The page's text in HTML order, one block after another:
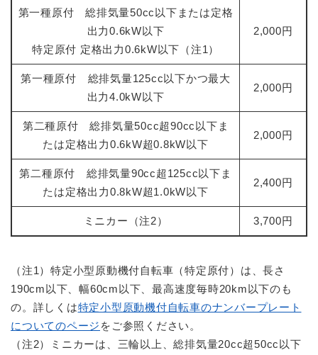
第一種原付 総排気量50cc以下または定格
出力0.6kW以下
特定原付 定格出力0.6kW以下（注1）
2,000円
第一種原付 総排気量125cc以下かつ最大
出力4.0kW以下
2,000円
第二種原付 総排気量50cc超90cc以下ま
たは定格出力0.6kW超0.8kW以下
2,000円
第二種原付 総排気量90cc超125cc以下ま
たは定格出力0.8kW超1.0kW以下
2,400円
ミニカー（注2） 3,700円
（注1）特定小型原動機付自転車（特定原付）は、長さ
190cm以下、幅60cm以下、最高速度毎時20km以下のも
の。詳しくは特定小型原動機付自転車のナンバープレート
についてのページ をご参照ください。
（注2）ミニカーは、三輪以上、総排気量20cc超50cc以下